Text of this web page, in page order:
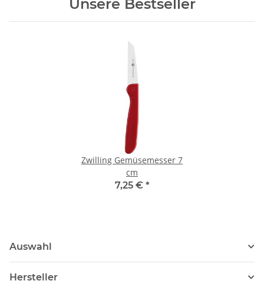
Unsere Bestseller
Zwilling Gemüsemesser 7
cm
7,25 € *
Auswahl
Hersteller